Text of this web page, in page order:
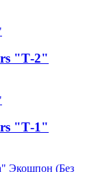
"Т-2"
"Т-1"